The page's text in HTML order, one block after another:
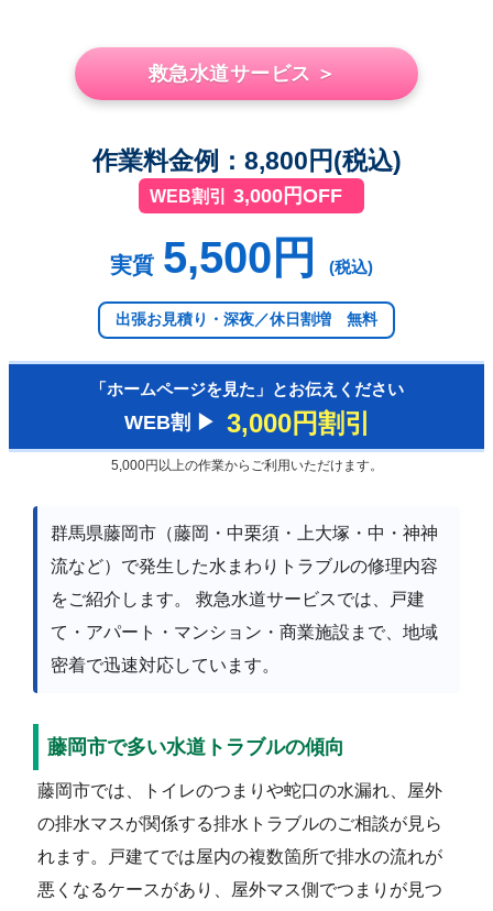
救急水道サービス ＞
作業料金例：8,800円(税込)
WEB割引 3,000円OFF
実質 5,500円 (税込)
出張お見積り・深夜／休日割増 無料
「ホームページを見た」とお伝えください
WEB割 ▶︎ 3,000円割引
5,000円以上の作業からご利用いただけます。
群馬県藤岡市（藤岡・中栗須・上大塚・中・神神
流など）で発生した水まわりトラブルの修理内容
をご紹介します。 救急水道サービスでは、戸建
て・アパート・マンション・商業施設まで、地域
密着で迅速対応しています。
藤岡市で多い水道トラブルの傾向
藤岡市では、トイレのつまりや蛇口の水漏れ、屋外
の排水マスが関係する排水トラブルのご相談が見ら
れます。戸建てでは屋内の複数箇所で排水の流れが
悪くなるケースがあり、屋外マス側でつまりが見つ